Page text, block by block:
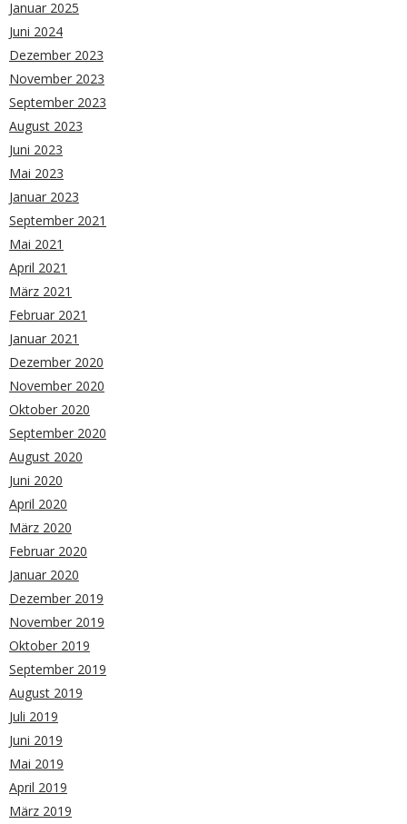
Januar 2025
Juni 2024
Dezember 2023
November 2023
September 2023
August 2023
Juni 2023
Mai 2023
Januar 2023
September 2021
Mai 2021
April 2021
März 2021
Februar 2021
Januar 2021
Dezember 2020
November 2020
Oktober 2020
September 2020
August 2020
Juni 2020
April 2020
März 2020
Februar 2020
Januar 2020
Dezember 2019
November 2019
Oktober 2019
September 2019
August 2019
Juli 2019
Juni 2019
Mai 2019
April 2019
März 2019